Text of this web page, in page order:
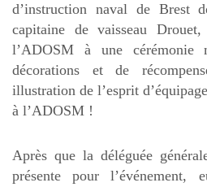
d’instruction naval de Brest
capitaine de vaisseau
l’ADOSM à une cérémonie
décorations et de
illustration de l’esprit
à l’ADOSM !
Après que la déléguée
présente pour l’événement,